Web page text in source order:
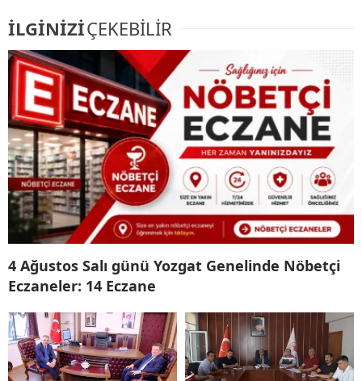
İLGİNİZİÇEKEBİLİR
4 Ağustos Salı günü Yozgat Genelinde Nöbetçi
Eczaneler: 14 Eczane